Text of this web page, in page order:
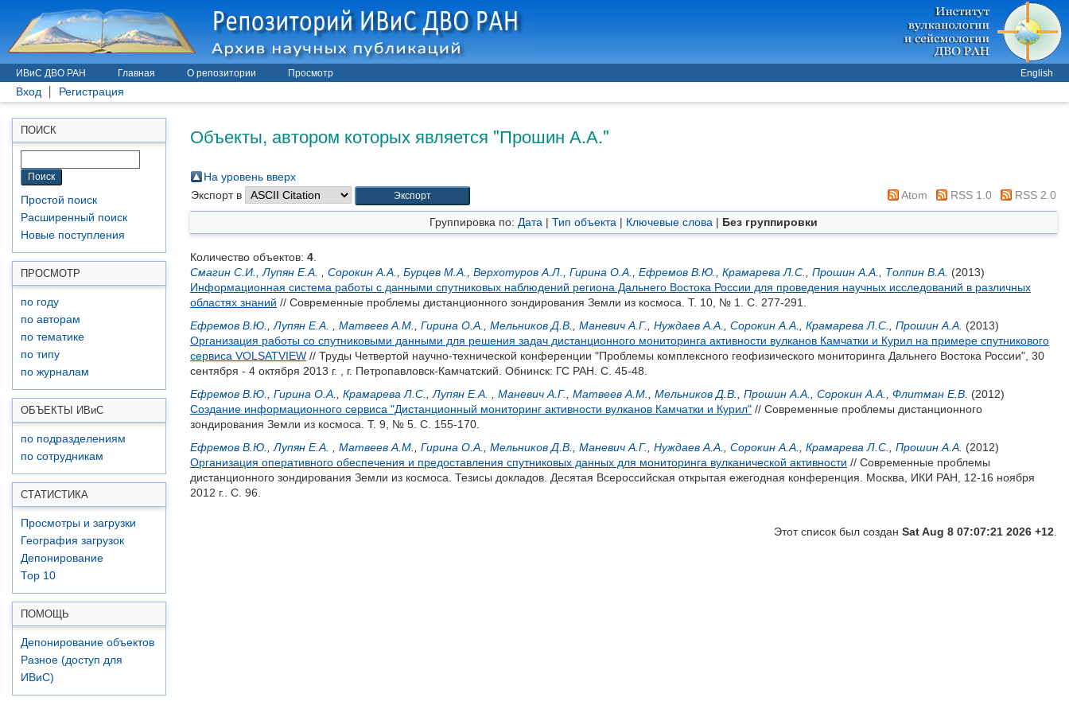
ИВиС ДВО РАН Главная О репозитории Просмотр English
Вход Регистрация
ПОИСК
Простой поиск
Расширенный поиск
Новые поступления
ПРОСМОТР
по году
по авторам
по тематике
по типу
по журналам
ОБЪЕКТЫ ИВиС
по подразделениям
по сотрудникам
СТАТИСТИКА
Просмотры и загрузки
География загрузок
Депонирование
Top 10
ПОМОЩЬ
Депонирование объектов
Разное (доступ для
ИВиС)
Объекты, автором которых является "Прошин А.А."
На уровень вверх
Экспорт в
Atom RSS 1.0 RSS 2.0
Группировка по: Дата | Тип объекта | Ключевые слова | Без группировки
Количество объектов: 4
Смагин С.И.
Лупян Е.А. Сорокин А.А. Бурцев М.А. Верхотуров А.Л. Гирина О.А. Ефремов В.Ю. Крамарева Л.С. Прошин А.А. Толпин В.А. (2013)
Информационная система работы с данными спутниковых наблюдений региона Дальнего Востока России для проведения научных исследований в различных
областях знаний // Современные проблемы дистанционного зондирования Земли из космоса. Т. 10, № 1. С. 277-291.
Ефремов В.Ю.
Лупян Е.А. Матвеев А.М. Гирина О.А. Мельников Д.В. Маневич А.Г. Нуждаев А.А. Сорокин А.А. Крамарева Л.С. Прошин А.А. (2013)
Организация работы со спутниковыми данными для решения задач дистанционного мониторинга активности вулканов Камчатки и Курил на примере спутникового
сервиса VOLSATVIEW // Труды Четвертой научно-технической конференции "Проблемы комплексного геофизического мониторинга Дальнего Востока России", 30
сентября - 4 октября 2013 г. , г. Петропавловск-Камчатский. Обнинск: ГС РАН. С. 45-48.
Ефремов В.Ю.
Гирина О.А. Крамарева Л.С. Лупян Е.А. Маневич А.Г. Матвеев А.М. Мельников Д.В. Прошин А.А. Сорокин А.А. Флитман Е.В. (2012)
Создание информационного сервиса "Дистанционный мониторинг активности вулканов Камчатки и Курил" // Современные проблемы дистанционного
зондирования Земли из космоса. Т. 9, № 5. С. 155-170.
Ефремов В.Ю.
Лупян Е.А. Матвеев А.М. Гирина О.А. Мельников Д.В. Маневич А.Г. Нуждаев А.А. Сорокин А.А. Крамарева Л.С. Прошин А.А. (2012)
Организация оперативного обеспечения и предоставления спутниковых данных для мониторинга вулканической активности // Современные проблемы
дистанционного зондирования Земли из космоса. Тезисы докладов. Десятая Всероссийская открытая ежегодная конференция. Москва, ИКИ РАН, 12-16 ноября
2012 г.. С. 96.
Этот список был создан Sat Aug 8 07:07:21 2026 +12